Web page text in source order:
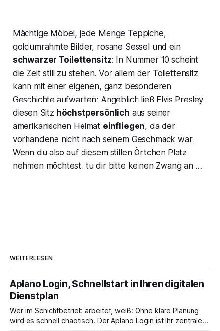
Mächtige Möbel, jede Menge Teppiche,
goldumrahmte Bilder, rosane Sessel und ein
schwarzer Toilettensitz: In Nummer 10 scheint
die Zeit still zu stehen. Vor allem der Toilettensitz
kann mit einer eigenen, ganz besonderen
Geschichte aufwarten: Angeblich ließ Elvis Presley
diesen Sitz höchstpersönlich aus seiner
amerikanischen Heimat einfliegen, da der
vorhandene nicht nach seinem Geschmack war.
Wenn du also auf diesem stillen Örtchen Platz
nehmen möchtest, tu dir bitte keinen Zwang an …
WEITERLESEN
Aplano Login, Schnellstart in Ihren digitalen
Dienstplan
Wer im Schichtbetrieb arbeitet, weiß: Ohne klare Planung
wird es schnell chaotisch. Der Aplano Login ist Ihr zentraler